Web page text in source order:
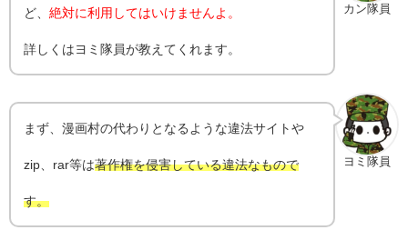
カン隊員
ど、絶対に利用してはいけませんよ。
詳しくはヨミ隊員が教えてくれます。
ヨミ隊員
まず、漫画村の代わりとなるような違法サイトや
zip、rar等は著作権を侵害している違法なもので
す。